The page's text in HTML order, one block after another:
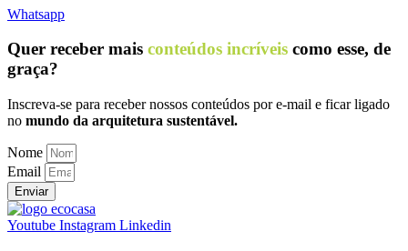
Whatsapp
Quer receber mais conteúdos incríveis como esse, de
graça?
Inscreva-se para receber nossos conteúdos por e-mail e ficar ligado
no mundo da arquitetura sustentável.
Nome
Email
Enviar
Youtube Instagram Linkedin